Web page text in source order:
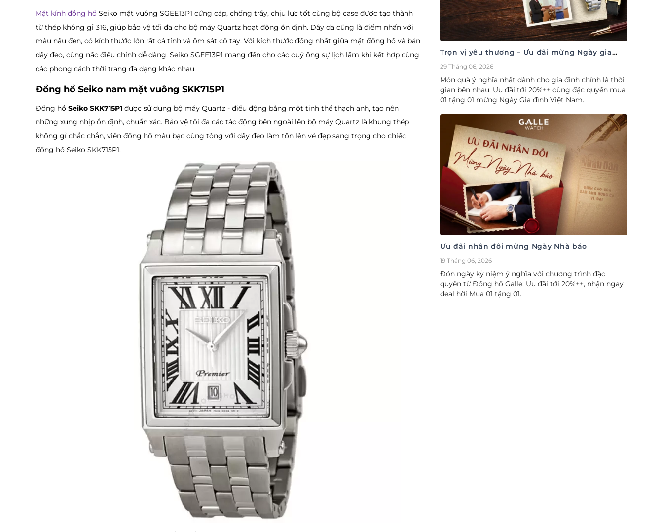
Mặt kính đồng hồ Seiko mặt vuông SGEE13P1 cứng cáp, chống trầy, chịu lực tốt cùng bộ case được tạo thành
từ thép không gỉ 316, giúp bảo vệ tối đa cho bộ máy Quartz hoạt động ổn định. Dây da cũng là điểm nhấn với
màu nâu đen, có kích thước lớn rất cá tính và ôm sát cổ tay. Với kích thước đồng nhất giữa mặt đồng hồ và bản
dây đeo, cùng nấc điều chỉnh dễ dàng, Seiko SGEE13P1 mang đến cho các quý ông sự lịch lãm khi kết hợp cùng
các phong cách thời trang đa dạng khác nhau.
Đồng hồ Seiko nam mặt vuông SKK715P1
Đồng hồ Seiko SKK715P1 được sử dụng bộ máy Quartz - điều động bằng một tinh thể thạch anh, tạo nên
những xung nhịp ổn định, chuẩn xác. Bảo vệ tối đa các tác động bên ngoài lên bộ máy Quartz là khung thép
không gỉ chắc chắn, viền đồng hồ màu bạc cùng tông với dây đeo làm tôn lên vẻ đẹp sang trọng cho chiếc
đồng hồ Seiko SKK715P1.
Trọn vị yêu thương – Ưu đãi mừng Ngày gia
đình Việt Nam 28/06
29 Tháng 06, 2026
Món quà ý nghĩa nhất dành cho gia đình chính là thời
gian bên nhau. Ưu đãi tới 20%++ cùng đặc quyền mua
01 tặng 01 mừng Ngày Gia đình Việt Nam.
Ưu đãi nhân đôi mừng Ngày Nhà báo
19 Tháng 06, 2026
Đón ngày kỷ niệm ý nghĩa với chương trình đặc
quyền từ Đồng hồ Galle: Ưu đãi tới 20%++, nhận ngay
deal hời Mua 01 tặng 01.